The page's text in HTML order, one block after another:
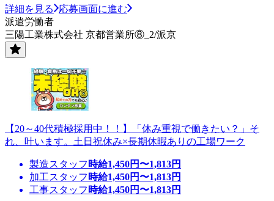
詳細を見る
応募画面に進む
派遣労働者
三陽工業株式会社 京都営業所⑧_2/派京
【20～40代積極採用中！！】「休み重視で働きたい？」そ
れ、叶います。土日祝休み×長期休暇ありの工場ワーク
製造スタッフ 時給1,450円〜1,813円
加工スタッフ 時給1,450円〜1,813円
工事スタッフ 時給1,450円〜1,813円